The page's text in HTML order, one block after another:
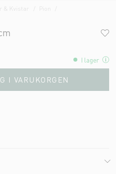
& Kvistar
I lager
I VARUKORGEN